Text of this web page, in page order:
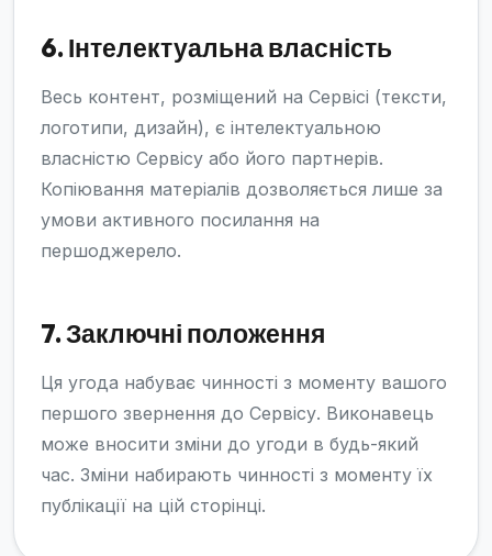
6. Інтелектуальна власність
Весь контент, розміщений на Сервісі (тексти,
логотипи, дизайн), є інтелектуальною
власністю Сервісу або його партнерів.
Копіювання матеріалів дозволяється лише за
умови активного посилання на
першоджерело.
7. Заключні положення
Ця угода набуває чинності з моменту вашого
першого звернення до Сервісу. Виконавець
може вносити зміни до угоди в будь-який
час. Зміни набирають чинності з моменту їх
публікації на цій сторінці.